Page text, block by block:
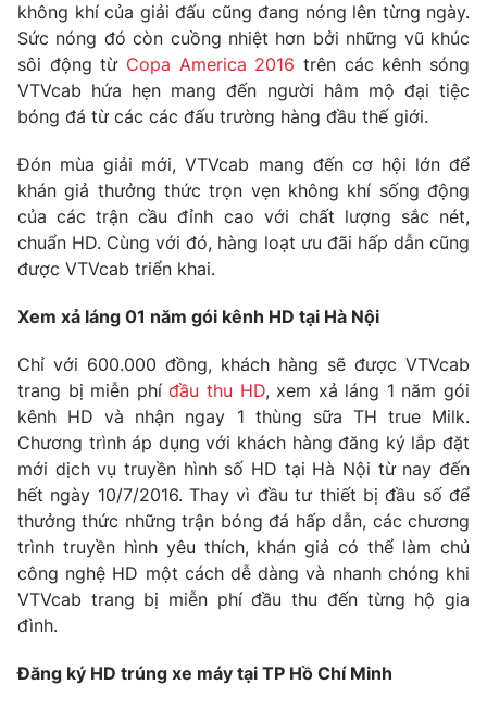
Phim VTV
Hậu trường
Nhân vật
Khán giả
Giải sao mai
Giải trí
Điện ảnh
Âm nhạc
Sao
Đời sống
Làm đẹp
Chất lượng cuộc sống
Giáo dục
Tuyển sinh
Học trực tuyến
Công nghệ
Hitech Công nghệ tương lai
Sản phẩm
Thị trường
Tư vấn
Lịch phát sóng
Chuyên mục khác
Emagazine Podcast
Photo Infographic
Video Shorts video
VTV Money VTV Thể thao
không khí của giải đấu cũng đang nóng lên từng ngày.
Sức nóng đó còn cuồng nhiệt hơn bởi những vũ khúc
sôi động từ Copa America 2016 trên các kênh sóng
VTVcab hứa hẹn mang đến người hâm mộ đại tiệc
bóng đá từ các các đấu trường hàng đầu thế giới.
Đón mùa giải mới, VTVcab mang đến cơ hội lớn để
khán giả thưởng thức trọn vẹn không khí sống động
của các trận cầu đỉnh cao với chất lượng sắc nét,
chuẩn HD. Cùng với đó, hàng loạt ưu đãi hấp dẫn cũng
được VTVcab triển khai.
Xem xả láng 01 năm gói kênh HD tại Hà Nội
Chỉ với 600.000 đồng, khách hàng sẽ được VTVcab
trang bị miễn phíđầu thu HD, xem xả láng 1 năm gói
kênh HD và nhận ngay 1 thùng sữa TH true Milk.
Chương trình áp dụng với khách hàng đăng ký lắp đặt
mới dịch vụ truyền hình số HD tại Hà Nội từ nay đến
hết ngày 10/7/2016. Thay vì đầu tư thiết bị đầu số để
thưởng thức những trận bóng đá hấp dẫn, các chương
trình truyền hình yêu thích, khán giả có thể làm chủ
công nghệ HD một cách dễ dàng và nhanh chóng khi
VTVcab trang bị miễn phí đầu thu đến từng hộ gia
đình.
Đăng ký HD trúng xe máy tại TP Hồ Chí Minh